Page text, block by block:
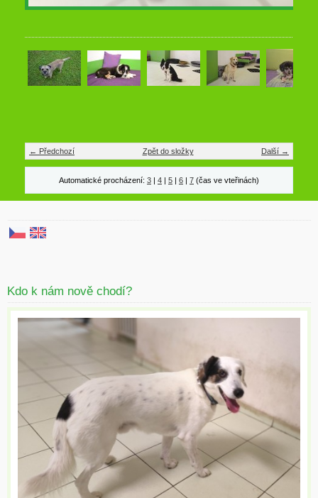
← Předchozí Další →
Zpět do složky
Automatické procházení: 3 4 5 6 7 (čas ve vteřinách)
Kdo k nám nově chodí?